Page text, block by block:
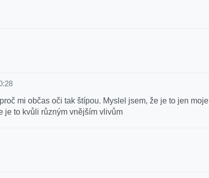
mi občas oči tak štípou. Myslel jsem, že je to jen moje
je to kvůli různým vnějším vlivům